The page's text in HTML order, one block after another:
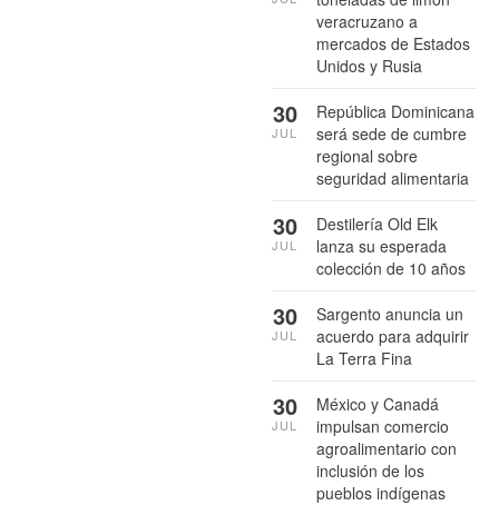
veracruzano a
mercados de Estados
Unidos y Rusia
República Dominicana
será sede de cumbre
regional sobre
seguridad alimentaria
30
JUL
Destilería Old Elk
lanza su esperada
colección de 10 años
30
JUL
Sargento anuncia un
acuerdo para adquirir
La Terra Fina
30
JUL
México y Canadá
impulsan comercio
agroalimentario con
inclusión de los
pueblos indígenas
30
JUL